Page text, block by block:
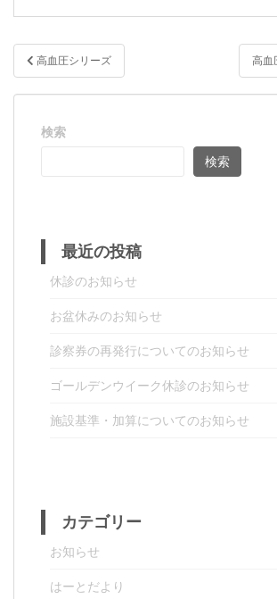
投
稿
ナ
高血圧シリーズ 高血
検索
検索
最近の投稿
休診のお知らせ
お盆休みのお知らせ
診察券の再発行についてのお知らせ
ゴールデンウイーク休診のお知らせ
施設基準・加算についてのお知らせ
カテゴリー
お知らせ
はーとだより